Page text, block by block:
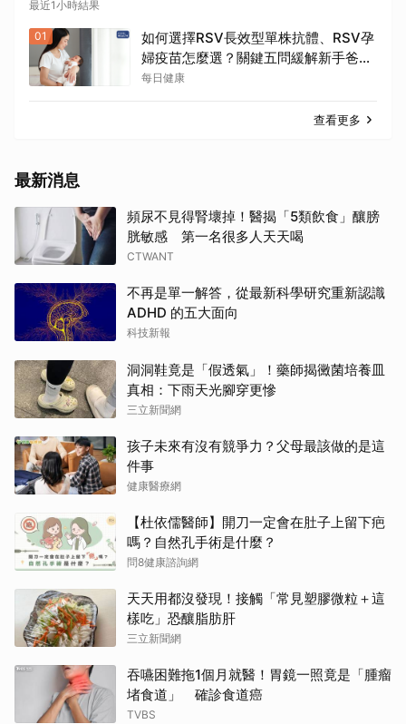
最近1小時結果
01
如何選擇RSV長效型單株抗體、RSV孕
婦疫苗怎麼選？關鍵五問緩解新手爸媽
焦慮
每日健康
查看更多
最新消息
頻尿不見得腎壞掉！醫揭「5類飲食」釀膀
胱敏感 第一名很多人天天喝
CTWANT
不再是單一解答，從最新科學研究重新認識
ADHD 的五大面向
科技新報
洞洞鞋竟是「假透氣」！藥師揭黴菌培養皿
真相：下雨天光腳穿更慘
三立新聞網
孩子未來有沒有競爭力？父母最該做的是這
件事
健康醫療網
【杜依儒醫師】開刀一定會在肚子上留下疤
嗎？自然孔手術是什麼？
問8健康諮詢網
天天用都沒發現！接觸「常見塑膠微粒＋這
樣吃」恐釀脂肪肝
三立新聞網
吞嚥困難拖1個月就醫！胃鏡一照竟是「腫瘤
堵食道」 確診食道癌
TVBS